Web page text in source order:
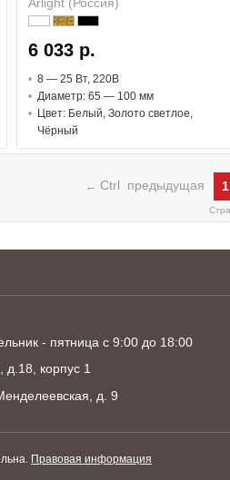
6 033 р.
8 — 25 Вт, 220В
Диаметр: 65 — 100 мм
Цвет: Белый, Золото светлое,
Чёрный
← Ctrl предыдущая 1
- пятница с 9:00 до 18:00
д.18, корпус 1
д. 9
Правовая информация